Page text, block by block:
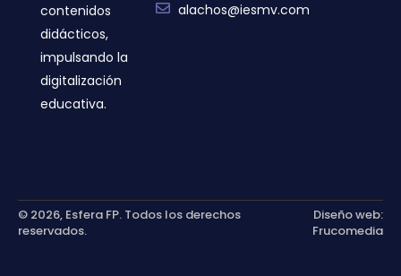
contenidos
didácticos,
impulsando la
digitalización
educativa.
alachos@iesmv.com
© 2026, Esfera FP. Todos los derechos
reservados.
Diseño web:
Frucomedia